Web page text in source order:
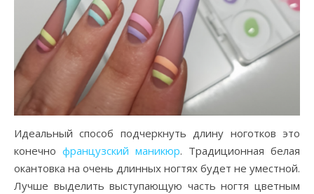
Идеальный способ подчеркнуть длину ноготков это
конечно французский маникюр. Традиционная белая
окантовка на очень длинных ногтях будет не уместной.
Лучше выделить выступающую часть ногтя цветным